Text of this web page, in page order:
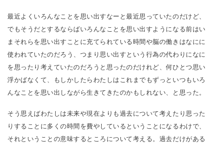
最近よくいろんなことを思い出すなーと最近思っていたのだけど、
でもそうだとするならばいろんなことを思い出すようになる前はい
まそれらを思い出すことに充てられている時間や脳の働きはなにに
使われていたのだろう、つまり思い出すという行為の代わりになに
を思ったり考えていたのだろうと思ったのだけれど、何ひとつ思い
浮かばなくて、もしかしたらわたしはこれまでもずっといつもいろ
んなことを思い出しながら生きてきたのかもしれない、と思った。
そう思えばわたしは未来や現在よりも過去について考えたり思った
りすることに多くの時間を費やしているということになるわけで、
それということの意味するところについて考える。過去だけがある